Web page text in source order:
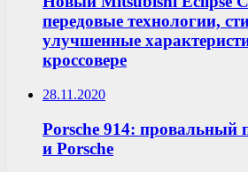
передовые технологии,
улучшенные
кроссовере
28.11.2020
Porsche 914: провальный
и Porsche